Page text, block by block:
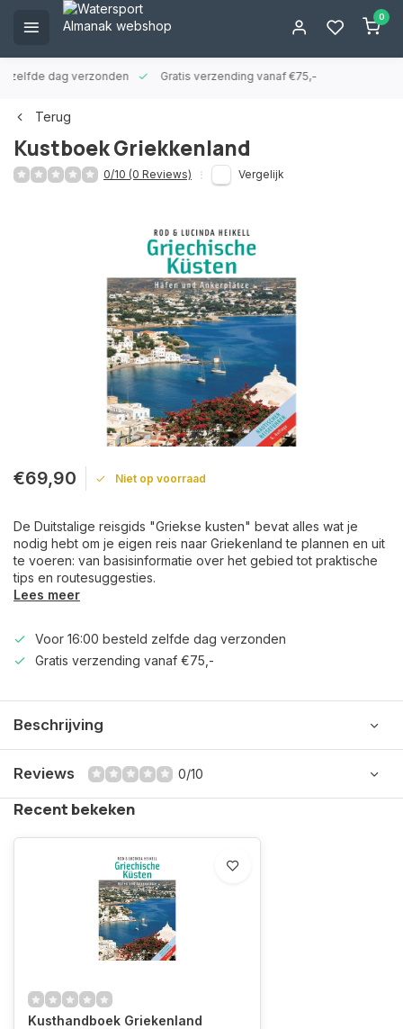
0
zelfde dag verzonden Gratis verzending vanaf €75,-
Terug
Kustboek Griekkenland
0/10 (0 Reviews) Vergelijk
€69,90 Niet op voorraad
De Duitstalige reisgids "Griekse kusten" bevat alles wat je
nodig hebt om je eigen reis naar Griekenland te plannen en uit
te voeren: van basisinformatie over het gebied tot praktische
tips en routesuggesties.
Lees meer
Voor 16:00 besteld zelfde dag verzonden
Gratis verzending vanaf €75,-
Beschrijving
Reviews 0/10
Recent bekeken
Kusthandboek Griekenland